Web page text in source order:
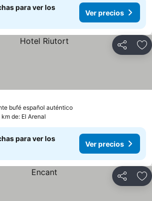
para ver los
Ver precios
Compartir
bufé español auténticoVer precios
de: El Arenal
para ver los
Ver precios
Compartir